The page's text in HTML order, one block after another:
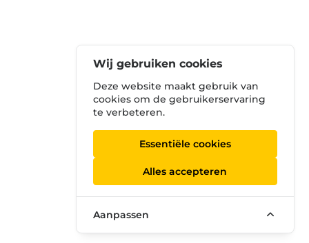
Wij gebruiken cookies
Deze website maakt gebruik van
cookies om de gebruikerservaring
te verbeteren.
Essentiële cookies
Alles accepteren
Aanpassen